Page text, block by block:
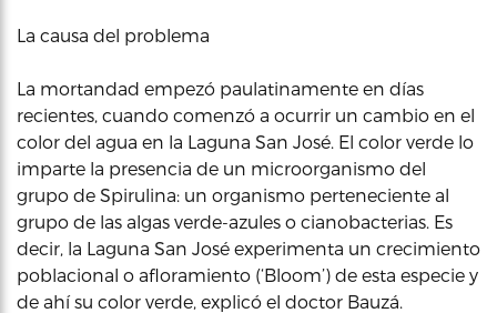
La causa del problema
La mortandad empezó paulatinamente en días
recientes, cuando comenzó a ocurrir un cambio en el
color del agua en la Laguna San José. El color verde lo
imparte la presencia de un microorganismo del
grupo de Spirulina: un organismo perteneciente al
grupo de las algas verde-azules o cianobacterias. Es
decir, la Laguna San José experimenta un crecimiento
poblacional o afloramiento (‘Bloom’) de esta especie y
de ahí su color verde, explicó el doctor Bauzá.